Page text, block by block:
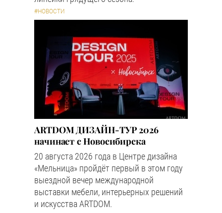
#НОВОСТИ
ARTDOM ДИЗАЙН-ТУР 2026
начинает с Новосибирска
20 августа 2026 года в Центре дизайна
«Мельница» пройдёт первый в этом году
выездной вечер международной
выставки мебели, интерьерных решений
и искусства ARTDOM.